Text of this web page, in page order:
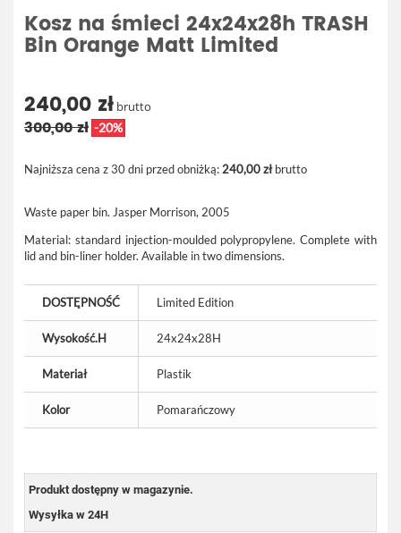
Kosz na śmieci 24x24x28h TRASH
Bin Orange Matt Limited
240,00 zł brutto
300,00 zł -20%
Najniższa cena z 30 dni przed obniżką: 240,00 złbrutto
Waste paper bin. Jasper Morrison, 2005
Material: standard injection-moulded polypropylene. Complete with
lid and bin-liner holder. Available in two dimensions.
DOSTĘPNOŚĆ Limited Edition
Wysokość.H 24x24x28H
Materiał Plastik
Kolor Pomarańczowy
Produkt dostępny w magazynie.
Wysyłka w 24H